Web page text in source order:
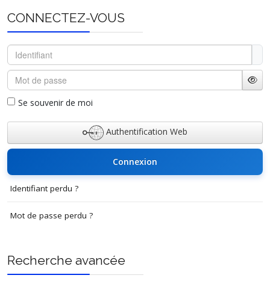
CONNECTEZ-VOUS
Identifiant
Mot de passe
Se souvenir de moi
Authentification Web
Connexion
Identifiant perdu ?
Mot de passe perdu ?
Recherche avancée